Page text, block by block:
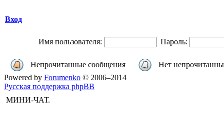
Вход
Имя пользователя: Пароль:
Непрочитанные сообщения
Нет
Powered by Forumenko © 2006–2014
Русская поддержка phpBB
МИНИ-ЧАТ.